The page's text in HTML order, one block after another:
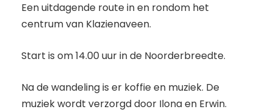
Een uitdagende route in en rondom het
centrum van Klazienaveen.
Start is om 14.00 uur in de Noorderbreedte.
Na de wandeling is er koffie en muziek. De
muziek wordt verzorgd door Ilona en Erwin.